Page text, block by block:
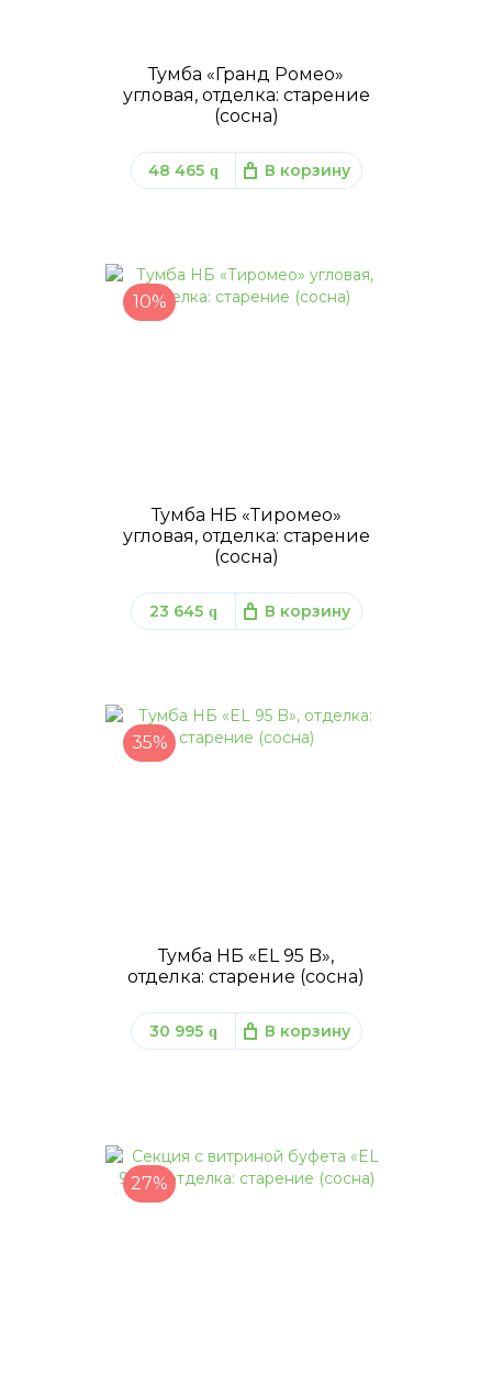
Тумба «Гранд Ромео»
угловая, отделка: старение
(сосна)
48 465 q В корзину
10%
Тумба НБ «Тиромео»
угловая, отделка: старение
(сосна)
23 645 q В корзину
35%
Тумба НБ «EL 95 B»,
отделка: старение (сосна)
30 995 q В корзину
27%